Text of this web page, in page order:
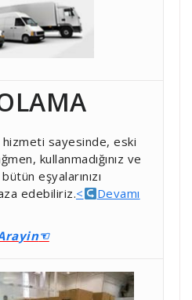
hizmeti sayesinde, eski
kullanmadığınız ve
eşyalarınızı
edebiliriz.<
Devamı
yin☜